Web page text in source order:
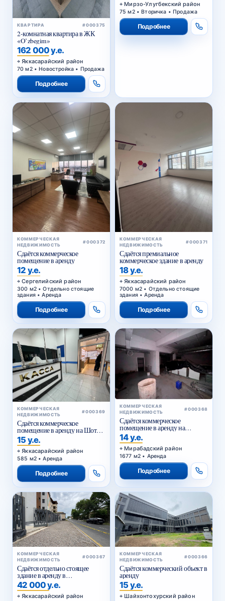
КВАРТИРА #000375
2-комнатная квартира в ЖК
«O’zbegim»
162 000 у.е.
Яккасарайский район
70 м2 • Новостройка • Продажа
Подробнее
Мирзо-Улугбекский район
75 м2 • Вторичка • Продажа
Подробнее
КОММЕРЧЕСКАЯ
НЕДВИЖИМОСТЬ
#000372
Сдаётся коммерческое
помещение в аренду
12 у.е.
Сергелийский район
300 м2 • Отдельно стоящие
здания • Аренда
Подробнее
КОММЕРЧЕСКАЯ
НЕДВИЖИМОСТЬ
#000371
Сдаётся премиальное
коммерческое здание в аренду
18 у.е.
Яккасарайский район
7000 м2 • Отдельно стоящие
здания • Аренда
Подробнее
КОММЕРЧЕСКАЯ
НЕДВИЖИМОСТЬ
#000369
Сдаётся коммерческое
помещение в аренду на Шота
Руставели
15 у.е.
Яккасарайский район
585 м2 • Аренда
Подробнее
КОММЕРЧЕСКАЯ
НЕДВИЖИМОСТЬ
#000368
Сдаётся коммерческое
помещение в аренду на
Куйлюке
14 у.е.
Мирабадский район
1677 м2 • Аренда
Подробнее
КОММЕРЧЕСКАЯ
НЕДВИЖИМОСТЬ
#000367
Сдаётся отдельно стоящее
здание в аренду в
Яккасарайском районе
42 000 у.е.
Яккасарайский район
КОММЕРЧЕСКАЯ
НЕДВИЖИМОСТЬ
#000366
Сдаётся коммерческий объект в
аренду
15 у.е.
Шайхонтохурский район